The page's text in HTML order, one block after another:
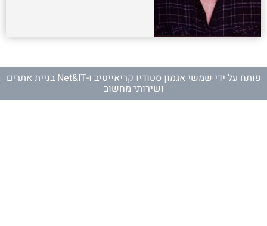
פותח על ידי שמשי אגמון סטודיו קריאייטיב ו- Net&IT בניית אתרים
ושירותי מחשוב